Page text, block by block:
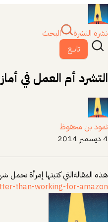
نشرة النشرة
البحث
تابــع
التشرد أم العمل في
ثمود بن محفوظ
4 ديسمبر 2014
هذه المقالةالتي كتبتها إمرأة
than-working-for-amazon